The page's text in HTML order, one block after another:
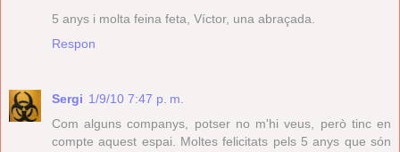
5 anys i molta feina feta, Víctor, una abraçada.
Respon
Sergi 1/9/10 7:47 p. m.
Com alguns companys, potser no m'hi veus, però tinc en
compte aquest espai. Moltes felicitats pels 5 anys que són